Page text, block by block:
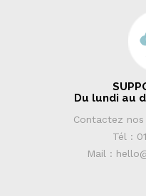
Du lundi au
Contactez
Tél :
Mail :